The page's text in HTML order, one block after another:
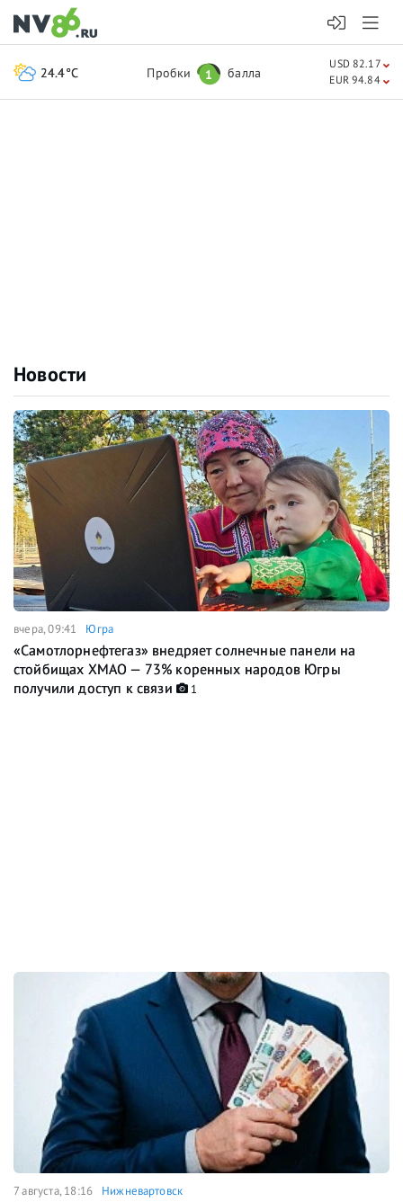
Новости
вчера, 09:41 Югра
«Самотлорнефтегаз» внедряет солнечные панели на
стойбищах ХМАО — 73% коренных народов Югры
получили доступ к связи
1
7 августа, 18:16 Нижневартовск
24.4°C Пробки 1 балла
USD 82.17
EUR 94.84